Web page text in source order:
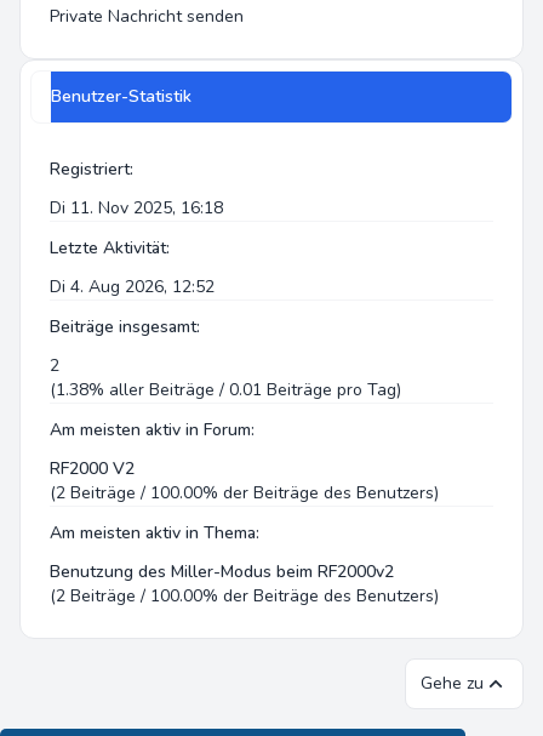
Private Nachricht senden
Benutzer-Statistik
Registriert:
Di 11. Nov 2025, 16:18
Letzte Aktivität:
Di 4. Aug 2026, 12:52
Beiträge insgesamt:
2
(1.38% aller Beiträge / 0.01 Beiträge pro Tag)
Am meisten aktiv in Forum:
RF2000 V2
(2 Beiträge / 100.00% der Beiträge des Benutzers)
Am meisten aktiv in Thema:
Benutzung des Miller-Modus beim RF2000v2
(2 Beiträge / 100.00% der Beiträge des Benutzers)
Gehe zu